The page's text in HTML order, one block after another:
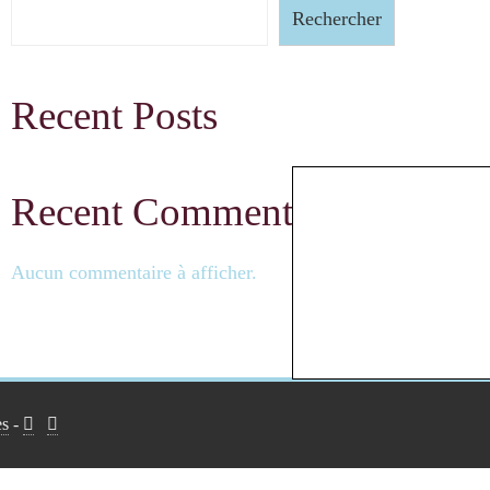
Rechercher
Recent Posts
Recent Comments
Aucun commentaire à afficher.
-